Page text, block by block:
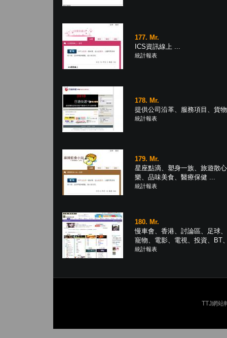
177. Mr.
ICS資訊線上 ...
統計報表
178. Mr.
提供公司沿革、服務項目、貨
統計報表
179. Mr.
星座點滴、塑身一族、旅遊散
樂、品味美食、醫療保健 ...
統計報表
180. Mr.
慢車會、香港、討論區、足球
寵物、電影、電視、投資、BT
統計報表
TTJ網站